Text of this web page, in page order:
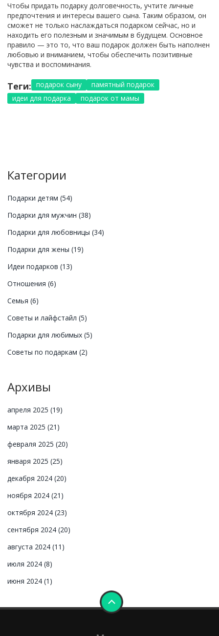
Чтобы придать подарку долговечность, учтите личные
предпочтения и интересы вашего сына. Таким образом, он
сможет не только наслаждаться подарком сейчас, но и
находить его полезным и значимым в будущем. Основное
правило — это то, что ваш подарок должен быть наполнен
любовью и вниманием, чтобы обеспечить позитивные
чувства и воспоминания.
Теги: подарок сыну
памятный подарок
идеи для подарка
подарок от мамы
Категории
Подарки детям (54)
Подарки для мужчин (38)
Подарки для любовницы (34)
Подарки для жены (19)
Идеи подарков (13)
Отношения (6)
Семья (6)
Советы и лайфстайл (5)
Подарки для любимых (5)
Советы по подаркам (2)
Архивы
апреля 2025 (19)
марта 2025 (21)
февраля 2025 (20)
января 2025 (25)
декабря 2024 (20)
ноября 2024 (21)
октября 2024 (23)
сентября 2024 (20)
августа 2024 (11)
июля 2024 (8)
июня 2024 (1)